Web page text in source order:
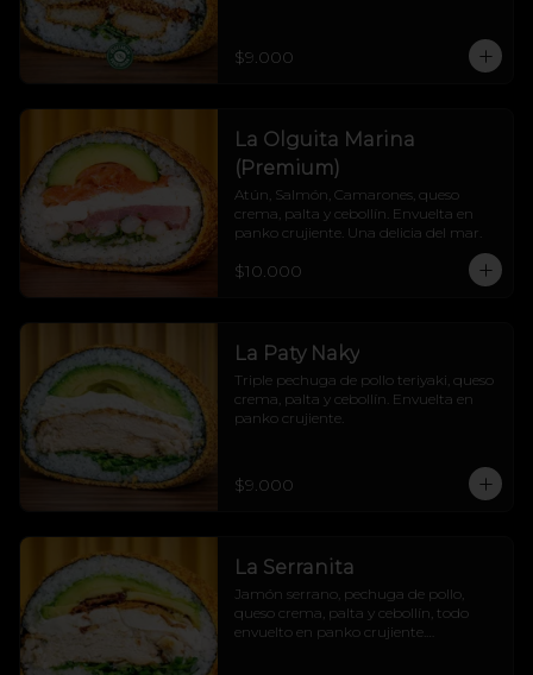
que hace crunch a cada mordisco.
¡Explosión de sabor sin culpa! 💚🔥
$9.000
La Olguita Marina
(Premium)
Atún, Salmón, Camarones, queso
crema, palta y cebollín. Envuelta en
panko crujiente. Una delicia del mar.
$10.000
La Paty Naky
Triple pechuga de pollo teriyaki, queso
crema, palta y cebollín. Envuelta en
panko crujiente.
$9.000
La Serranita
Jamón serrano, pechuga de pollo,
queso crema, palta y cebollín, todo
envuelto en panko crujiente.